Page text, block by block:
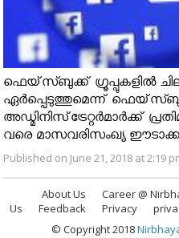
ഫെയ്‌സ്ബുക്ക് ഗ്രൂപ്പുകളില്‍
ഏര്‍പ്പെടുത്തുമെന്ന്
അഡ്മിനിസ്‌ട്രേറ്റര്‍മാര്‍ക്ക്
വരെ മാസവരിസംഖ്യ
Published on June 21, 2018 at 2:19
About Us Career @
Us
Feedback Privacy
© Copyright 2018